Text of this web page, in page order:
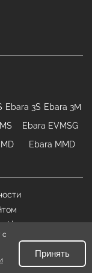
Ebara 3S Ebara 3М
Ebara EVMSG
Ebara MMD
с
Принять